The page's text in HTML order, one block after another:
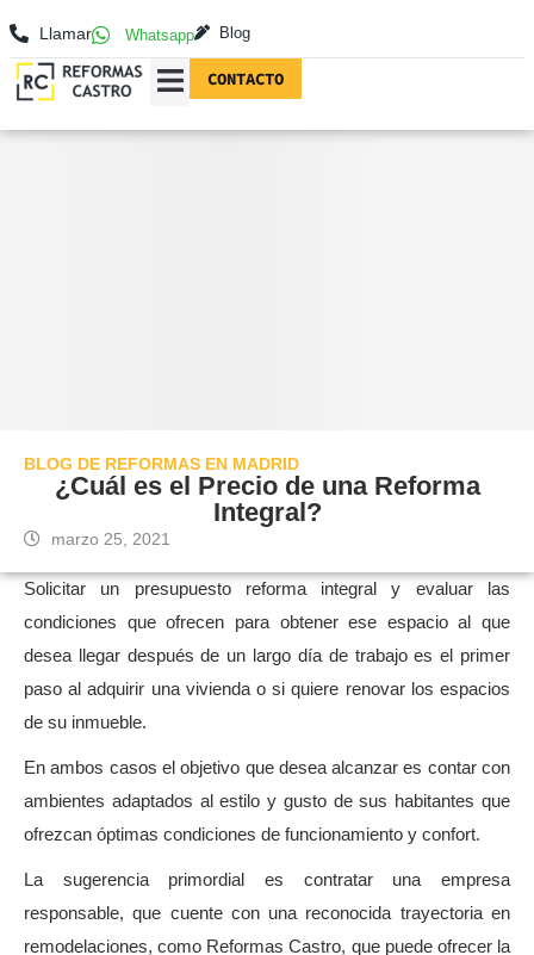
CONTACTO
Llamar Whatsapp Blog
BLOG DE REFORMAS EN MADRID
¿Cuál es el Precio de una Reforma
Integral?
marzo 25, 2021
Solicitar un presupuesto reforma integral y evaluar las
condiciones que ofrecen para obtener ese espacio al que
desea llegar después de un largo día de trabajo es el primer
paso al adquirir una vivienda o si quiere renovar los espacios
de su inmueble.
En ambos casos el objetivo que desea alcanzar es contar con
ambientes adaptados al estilo y gusto de sus habitantes que
ofrezcan óptimas condiciones de funcionamiento y confort.
La sugerencia primordial es contratar una empresa
responsable, que cuente con una reconocida trayectoria en
remodelaciones, como Reformas Castro, que puede ofrecer la